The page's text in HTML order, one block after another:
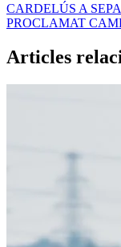
CARDELÚS A
PROCLAMAT
Articles